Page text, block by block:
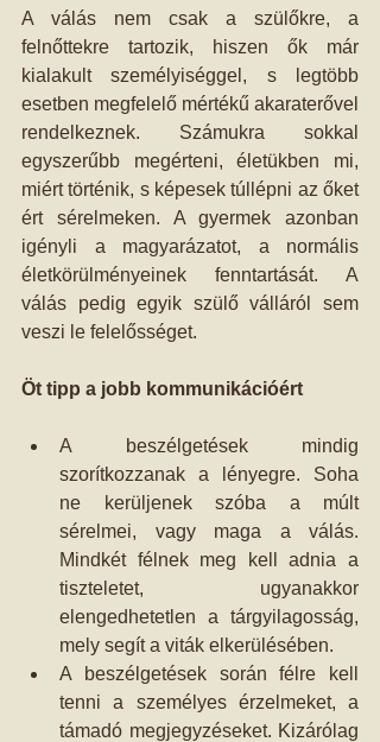
A válás nem csak a szülőkre, a
felnőttekre tartozik, hiszen ők már
kialakult személyiséggel, s legtöbb
esetben megfelelő mértékű akaraterővel
rendelkeznek. Számukra sokkal
egyszerűbb megérteni, életükben mi,
miért történik, s képesek túllépni az őket
ért sérelmeken. A gyermek azonban
igényli a magyarázatot, a normális
életkörülményeinek fenntartását. A
válás pedig egyik szülő válláról sem
veszi le felelősséget.
Öt tipp a jobb kommunikációért
A beszélgetések mindig
szorítkozzanak a lényegre. Soha
ne kerüljenek szóba a múlt
sérelmei, vagy maga a válás.
Mindkét félnek meg kell adnia a
tiszteletet, ugyanakkor
elengedhetetlen a tárgyilagosság,
mely segít a viták elkerülésében.
A beszélgetések során félre kell
tenni a személyes érzelmeket, a
támadó megjegyzéseket. Kizárólag